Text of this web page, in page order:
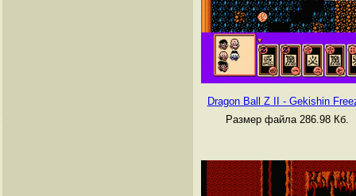
Dragon Ball Z II - Gekishin
Размер файла 286.98 Кб.